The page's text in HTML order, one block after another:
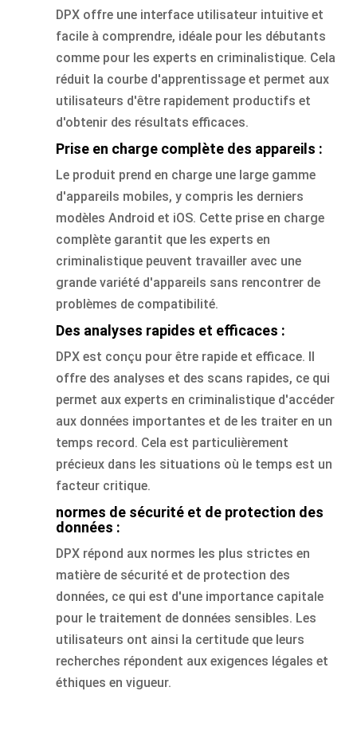
DPX offre une interface utilisateur intuitive et
facile à comprendre, idéale pour les débutants
comme pour les experts en criminalistique. Cela
réduit la courbe d'apprentissage et permet aux
utilisateurs d'être rapidement productifs et
d'obtenir des résultats efficaces.
Prise en charge complète des appareils :
Le produit prend en charge une large gamme
d'appareils mobiles, y compris les derniers
modèles Android et iOS. Cette prise en charge
complète garantit que les experts en
criminalistique peuvent travailler avec une
grande variété d'appareils sans rencontrer de
problèmes de compatibilité.
Des analyses rapides et efficaces :
DPX est conçu pour être rapide et efficace. Il
offre des analyses et des scans rapides, ce qui
permet aux experts en criminalistique d'accéder
aux données importantes et de les traiter en un
temps record. Cela est particulièrement
précieux dans les situations où le temps est un
facteur critique.
normes de sécurité et de protection des
données :
DPX répond aux normes les plus strictes en
matière de sécurité et de protection des
données, ce qui est d'une importance capitale
pour le traitement de données sensibles. Les
utilisateurs ont ainsi la certitude que leurs
recherches répondent aux exigences légales et
éthiques en vigueur.